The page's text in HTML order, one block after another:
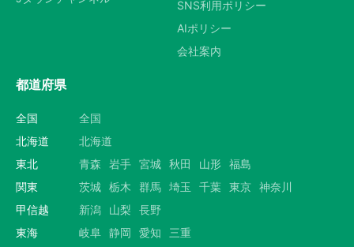
SNS利用ポリシー
AIポリシー
会社案内
都道府県
全国
全国
北海道
北海道
東北
青森 岩手 宮城 秋田 山形 福島
関東
茨城 栃木 群馬 埼玉 千葉 東京 神奈川
甲信越
新潟 山梨
長野
東海
岐阜 静岡 愛知 三重